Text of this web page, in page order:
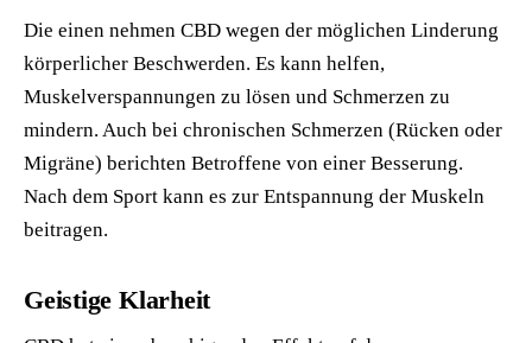
Die einen nehmen CBD wegen der möglichen Linderung
körperlicher Beschwerden. Es kann helfen,
Muskelverspannungen zu lösen und Schmerzen zu
mindern. Auch bei chronischen Schmerzen (Rücken oder
Migräne) berichten Betroffene von einer Besserung.
Nach dem Sport kann es zur Entspannung der Muskeln
beitragen.
Geistige Klarheit